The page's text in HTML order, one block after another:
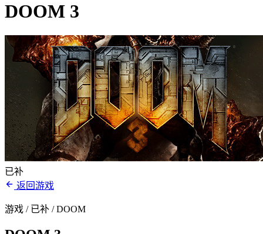
DOOM 3
已补
返回游戏
游戏 / 已补 / DOOM